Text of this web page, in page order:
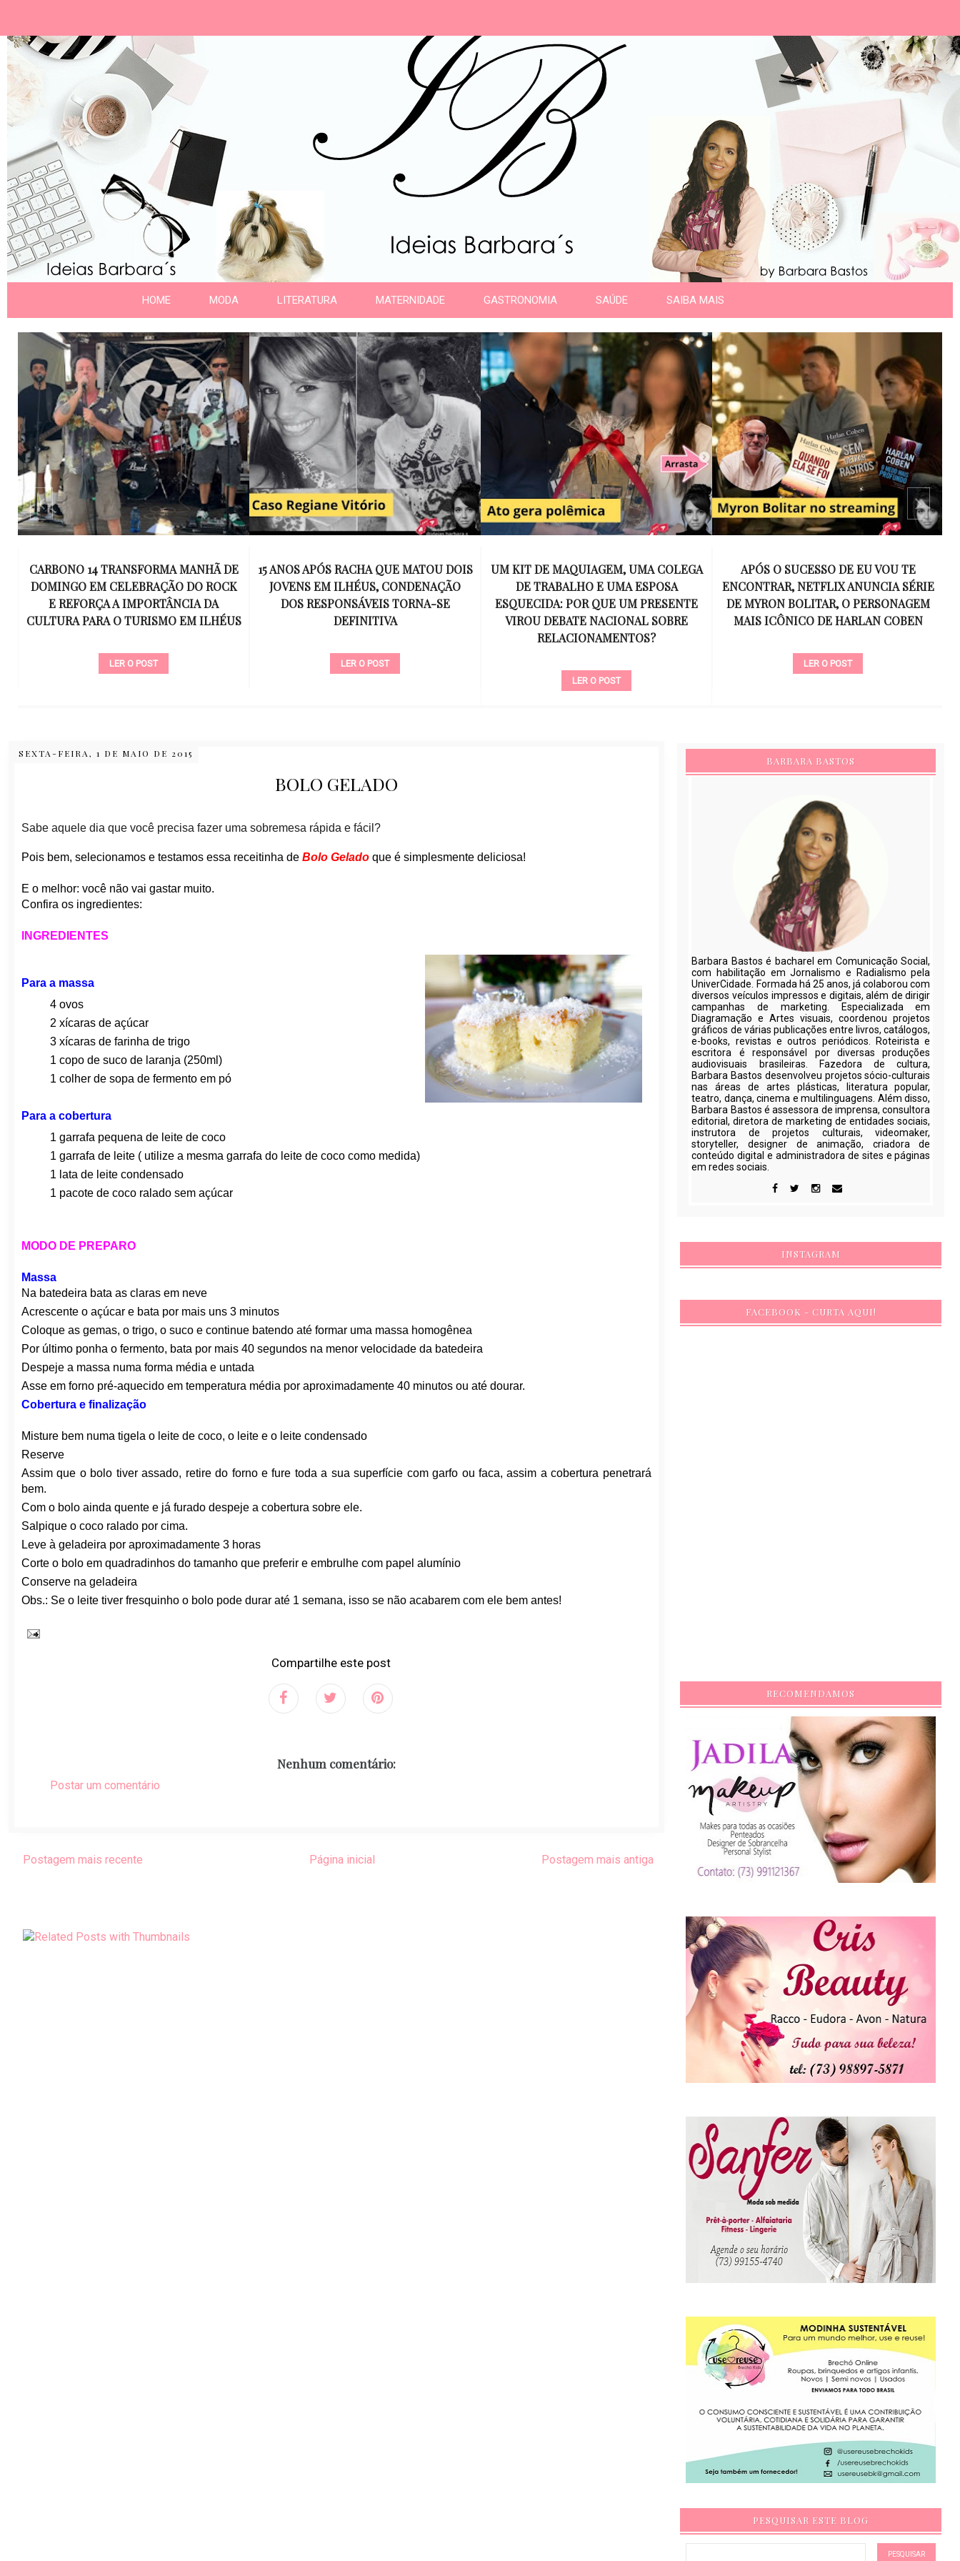
HOME MODA LITERATURA MATERNIDADE GASTRONOMIA SAÚDE SAIBA MAIS
15 ANOS APÓS RACHA QUE MATOU DOIS
JOVENS EM ILHÉUS, CONDENAÇÃO
DOS RESPONSÁVEIS TORNA-SE
DEFINITIVA
LER O POST
UM KIT DE MAQUIAGEM, UMA COLEGA
DE TRABALHO E UMA ESPOSA
ESQUECIDA: POR QUE UM PRESENTE
VIROU DEBATE NACIONAL SOBRE
APÓS O SUCESSO DE EU VOU TE
ENCONTRAR, NETFLIX ANUNCIA SÉRIE
DE MYRON BOLITAR, O PERSONAGEM
MAIS ICÔNICO DE HARLAN COBEN
15 ANOS SEM AMY WINEHOUSE: A VOZ
INESQUECÍVEL QUE REVOLUCIONOU A
MÚSICA E SE TORNOU UM SÍMBOLO
DE UMA GERAÇÃO
LER O POST
SEXTA-FEIRA, 1 DE MAIO DE 2015
BOLO GELADO
Sabe aquele dia que você precisa fazer uma sobremesa rápida e fácil?
Pois bem, selecionamos e testamos essa receitinha de Bolo Gelado que é simplesmente deliciosa!
E o melhor: você não vai gastar muito.
Confira os ingredientes:
INGREDIENTES
Para a massa
4 ovos
2 xícaras de açúcar
3 xícaras de farinha de trigo
1 copo de suco de laranja (250ml)
1 colher de sopa de fermento em pó
Para a cobertura
1 garrafa pequena de leite de coco
1 garrafa de leite ( utilize a mesma garrafa do leite de coco como medida)
1 lata de leite condensado
1 pacote de coco ralado sem açúcar
MODO DE PREPARO
Massa
Na batedeira bata as claras em neve
Acrescente o açúcar e bata por mais uns 3 minutos
Coloque as gemas, o trigo, o suco e continue batendo até formar uma massa homogênea
Por último ponha o fermento, bata por mais 40 segundos na menor velocidade da batedeira
Despeje a massa numa forma média e untada
Asse em forno pré-aquecido em temperatura média por aproximadamente 40 minutos ou até dourar.
Cobertura e finalização
Misture bem numa tigela o leite de coco, o leite e o leite condensado
Reserve
Assim que o bolo tiver assado, retire do forno e fure toda a sua superfície com garfo ou faca, assim a cobertura penetrará
bem.
Com o bolo ainda quente e já furado despeje a cobertura sobre ele.
Salpique o coco ralado por cima.
Leve à geladeira por aproximadamente 3 horas
Corte o bolo em quadradinhos do tamanho que preferir e embrulhe com papel alumínio
Conserve na geladeira
Obs.: Se o leite tiver fresquinho o bolo pode durar até 1 semana, isso se não acabarem com ele bem antes!
Compartilhe este post
Nenhum comentário:
Postar um comentário
Postagem mais recente Postagem mais antiga
Página inicial
BARBARA BASTOS
Barbara Bastos é bacharel em Comunicação Social,
com habilitação em Jornalismo e Radialismo pela
UniverCidade. Formada há 25 anos, já colaborou com
diversos veículos impressos e digitais, além de dirigir
campanhas de marketing. Especializada em
Diagramação e Artes visuais, coordenou projetos
gráficos de várias publicações entre livros, catálogos,
e-books, revistas e outros periódicos. Roteirista e
escritora é responsável por diversas produções
audiovisuais brasileiras. Fazedora de cultura,
Barbara Bastos desenvolveu projetos sócio-culturais
nas áreas de artes plásticas, literatura popular,
teatro, dança, cinema e multilinguagens. Além disso,
Barbara Bastos é assessora de imprensa, consultora
editorial, diretora de marketing de entidades sociais,
instrutora de projetos culturais, videomaker,
storyteller, designer de animação, criadora de
conteúdo digital e administradora de sites e páginas
em redes sociais.
INSTAGRAM
FACEBOOK - CURTA AQUI!
RECOMENDAMOS
PESQUISAR ESTE BLOG